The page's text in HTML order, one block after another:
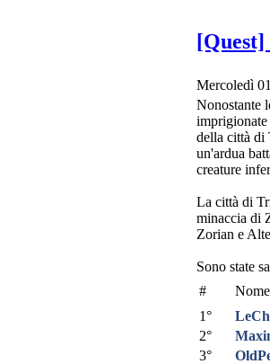
Mercoledì
Nonostante
della città di
un'ardua
creature
La città di
minaccia di
Zorian e
Sono state
#
1°
2°
3°